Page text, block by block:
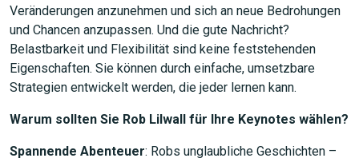
Veränderungen anzunehmen und sich an neue Bedrohungen
und Chancen anzupassen. Und die gute Nachricht?
Belastbarkeit und Flexibilität sind keine feststehenden
Eigenschaften. Sie können durch einfache, umsetzbare
Strategien entwickelt werden, die jeder lernen kann.
Warum sollten Sie Rob Lilwall für Ihre Keynotes wählen?
Spannende Abenteuer: Robs unglaubliche Geschichten –